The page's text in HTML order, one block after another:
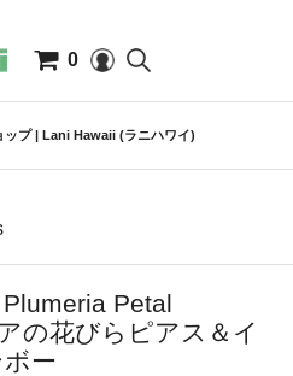
0
ップ | Lani Hawaii (ラニハワイ)
Plumeria Petal
の花びらピアス＆イ
ー